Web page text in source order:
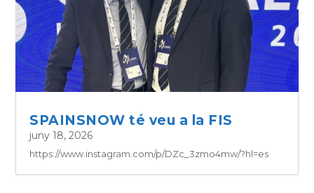
SPAINSNOW té veu a la FIS
juny 18, 2026
https://www.instagram.com/p/DZc_3zmo4mw/?hl=es